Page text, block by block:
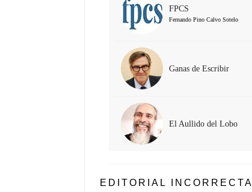
FPCS
Fernando Pino Calvo Sotelo
Ganas de Escribir
El Aullido del Lobo
EDITORIAL INCORRECTA